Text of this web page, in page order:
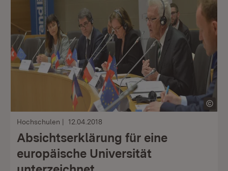
Hochschulen 12.04.2018
Absichtserklärung für eine
europäische Universität